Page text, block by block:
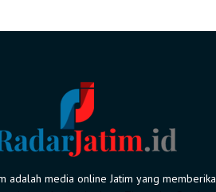
adalah media online Jatim yang